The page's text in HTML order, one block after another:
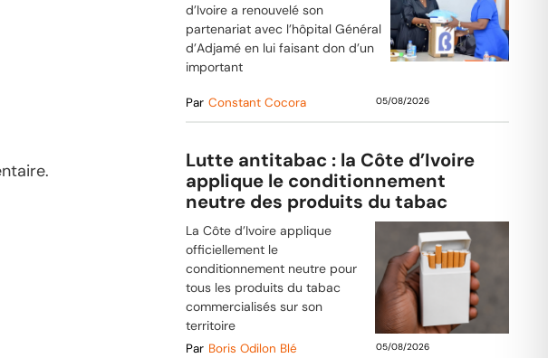
d’Ivoire a renouvelé son
partenariat avec l’hôpital Général
d’Adjamé en lui faisant don d’un
important
Par Constant Cocora 05/08/2026
Lutte antitabac : la Côte d’Ivoire
applique le conditionnement
neutre des produits du tabac
La Côte d’Ivoire applique
officiellement le
conditionnement neutre pour
tous les produits du tabac
commercialisés sur son
territoire
Par Boris Odilon Blé 05/08/2026